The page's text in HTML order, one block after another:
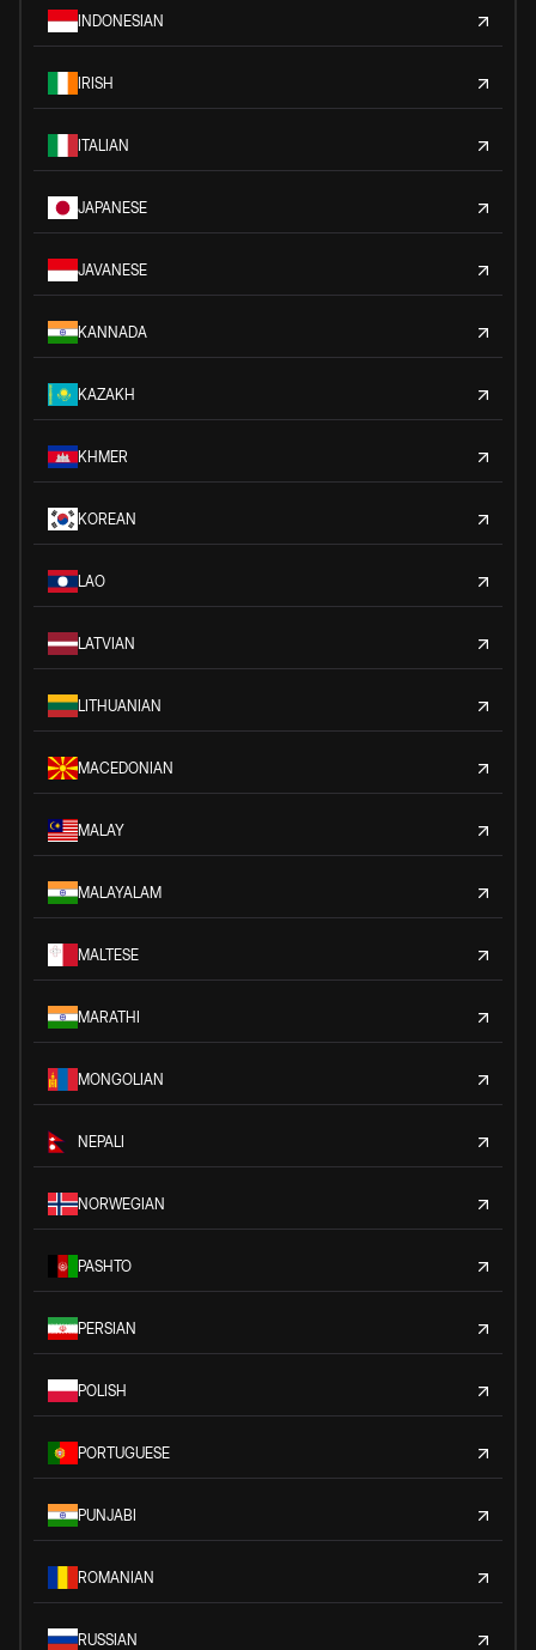
INDONESIAN
IRISH
ITALIAN
JAPANESE
JAVANESE
KANNADA
KAZAKH
KHMER
KOREAN
LAO
LATVIAN
LITHUANIAN
MACEDONIAN
MALAY
MALAYALAM
MALTESE
MARATHI
MONGOLIAN
NEPALI
NORWEGIAN
PASHTO
PERSIAN
POLISH
PORTUGUESE
PUNJABI
ROMANIAN
RUSSIAN